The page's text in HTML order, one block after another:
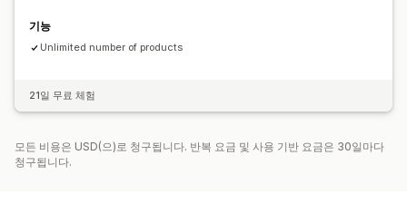
기능
Unlimited number of products
21일 무료 체험
모든 비용은 USD(으)로 청구됩니다. 반복 요금 및 사용 기반 요금은 30일마다
청구됩니다.